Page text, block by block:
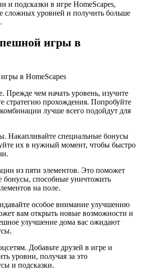
и подсказки в игре HomeScapes,
сложных уровней и получить больше
игры в
в HomeScapes
Прежде чем начать уровень, изучите
стратегию прохождения. Попробуйте
лучше всего подойдут для
Накапливайте специальные бонусы
их в нужный момент, чтобы быстро
из пяти элементов. Это поможет
способные уничтожить
на поле.
особое внимание улучшению
вам открыть новые возможности и
улучшение дома вас ожидают
Добавьте друзей в игре и
уровни, получая за это
и подсказки.